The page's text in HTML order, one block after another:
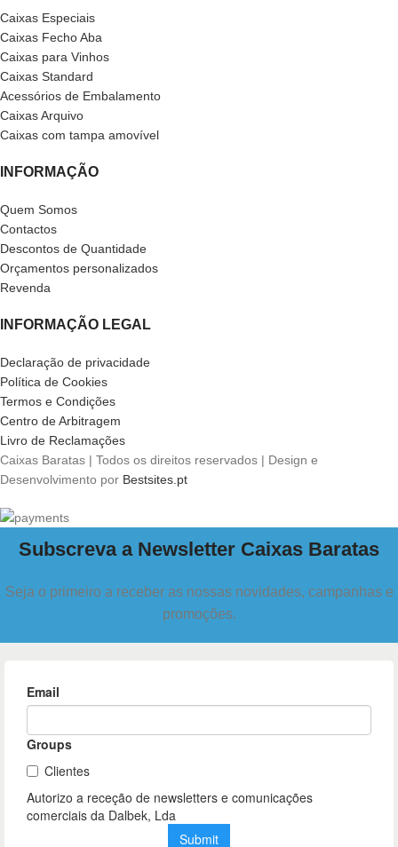
Caixas Especiais
Caixas Fecho Aba
Caixas para Vinhos
Caixas Standard
Acessórios de Embalamento
Caixas Arquivo
Caixas com tampa amovível
INFORMAÇÃO
Quem Somos
Contactos
Descontos de Quantidade
Orçamentos personalizados
Revenda
INFORMAÇÃO LEGAL
Declaração de privacidade
Política de Cookies
Termos e Condições
Centro de Arbitragem
Livro de Reclamações
Caixas Baratas | Todos os direitos reservados | Design e
Desenvolvimento por Bestsites.pt
Subscreva a Newsletter Caixas Baratas
Seja o primeiro a receber as nossas novidades, campanhas e
promoções.